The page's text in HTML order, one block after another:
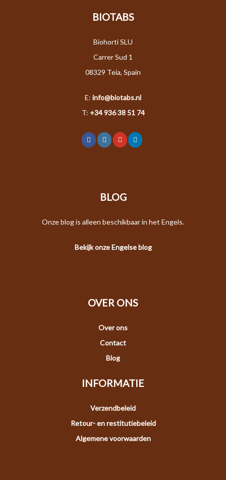
BIOTABS
Biohorti SLU
Carrer Sud 1
08329 Teia, Spain
E: info@biotabs.nl
T: +34 936 38 51 74
BLOG
Onze blog is alleen beschikbaar in het Engels.
Bekijk onze Engelse blog
OVER ONS
Over ons
Contact
Blog
INFORMATIE
Verzendbeleid
Retour- en restitutiebeleid
Algemene voorwaarden